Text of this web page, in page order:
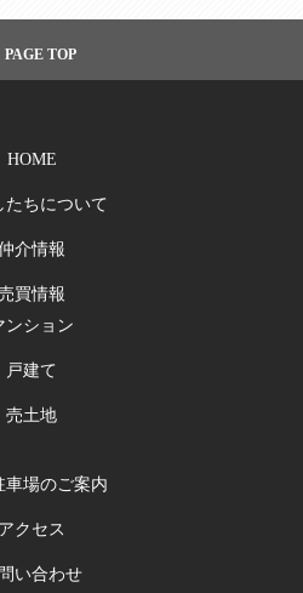
PAGE TOP
HOME
たちについて
介情報
買情報
ンション
戸建て
売土地
車場のご案内
アクセス
い合わせ